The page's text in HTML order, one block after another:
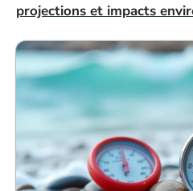
projections et impacts